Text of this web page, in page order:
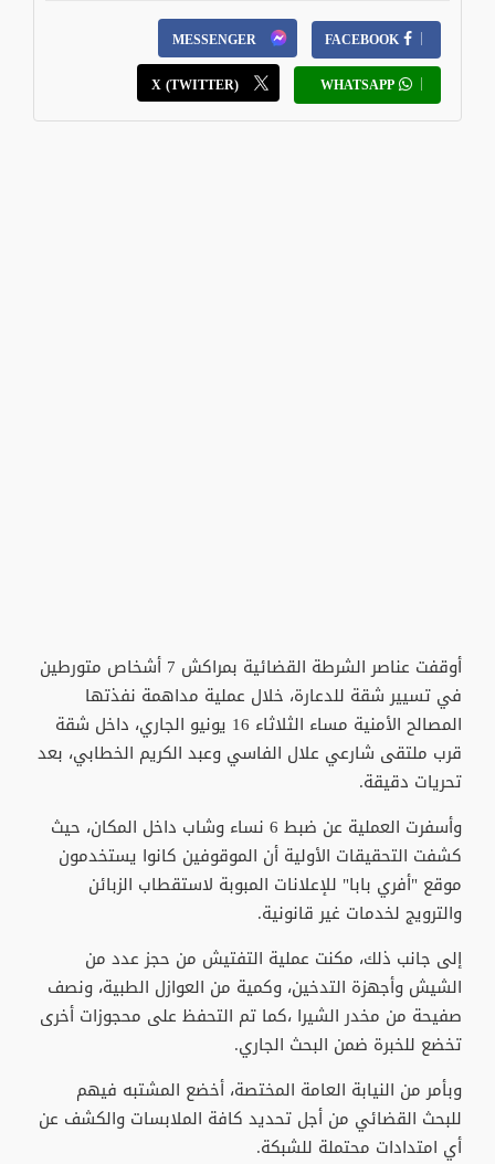
FACEBOOK
MESSENGER
WHATSAPP
X (TWITTER)
أوقفت عناصر الشرطة القضائية بمراكش 7 أشخاص متورطين
في تسيير شقة للدعارة، خلال عملية مداهمة نفذتها
المصالح الأمنية مساء الثلاثاء 16 يونيو الجاري، داخل شقة
قرب ملتقى شارعي علال الفاسي وعبد الكريم الخطابي، بعد
تحريات دقيقة.
وأسفرت العملية عن ضبط 6 نساء وشاب داخل المكان، حيث
كشفت التحقيقات الأولية أن الموقوفين كانوا يستخدمون
موقع "أفري بابا" للإعلانات المبوبة لاستقطاب الزبائن
والترويج لخدمات غير قانونية.
إلى جانب ذلك، مكنت عملية التفتيش من حجز عدد من
الشيش وأجهزة التدخين، وكمية من العوازل الطبية، ونصف
صفيحة من مخدر الشيرا ،كما تم التحفظ على محجوزات أخرى
تخضع للخبرة ضمن البحث الجاري.
وبأمر من النيابة العامة المختصة، أخضع المشتبه فيهم
للبحث القضائي من أجل تحديد كافة الملابسات والكشف عن
أي امتدادات محتملة للشبكة.